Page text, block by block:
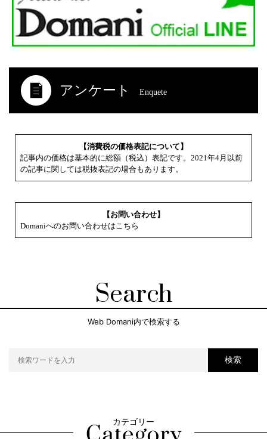
アンケート Enquete
【消費税の価格表記について】
記事内の価格は基本的に総額（税込）表記です。2021年4月以前
の記事に関しては税抜表記の場合もあります。
【お問い合わせ】
Domaniへのお問い合わせはこちら
Search
Web Domani内で検索する
検索
カテゴリー